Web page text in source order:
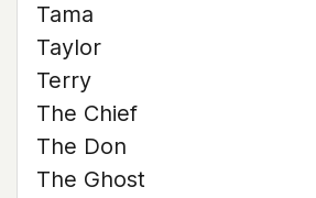
Tama
Taylor
Terry
The Chief
The Don
The Ghost